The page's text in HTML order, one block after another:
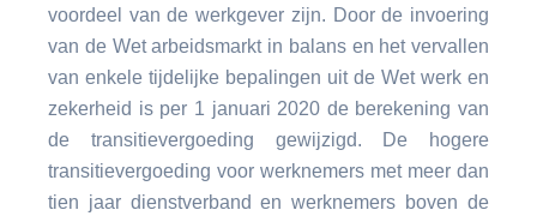
voordeel van de werkgever zijn. Door de invoering
van de Wet arbeidsmarkt in balans en het vervallen
van enkele tijdelijke bepalingen uit de Wet werk en
zekerheid is per 1 januari 2020 de berekening van
de transitievergoeding gewijzigd. De hogere
transitievergoeding voor werknemers met meer dan
tien jaar dienstverband en werknemers boven de